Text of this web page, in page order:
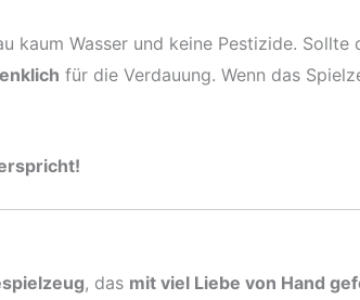
Wasser und keine Pestizide.
für die Verdauung. Wenn das
, das mit viel Liebe von Hand